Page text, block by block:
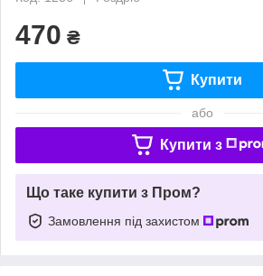
470 ₴
Купити
або
Купити з
Що таке купити з Пром?
Замовлення під захистом